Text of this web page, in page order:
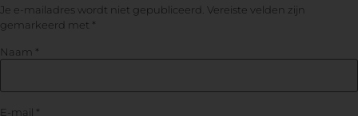
Je e-mailadres wordt niet gepubliceerd. Vereiste velden zijn
gemarkeerd met *
Naam *
E-mail *